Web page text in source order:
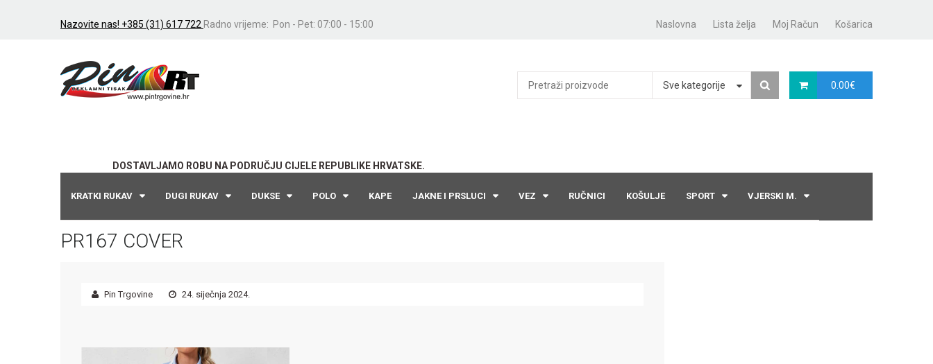
Nazovite nas! +385 (31) 617 722 Radno vrijeme: Pon - Pet: 07:00 - 15:00 Naslovna Lista želja Moj Račun Košarica
DOSTAVLJAMO ROBU NA PODRUČJU CIJELE REPUBLIKE HRVATSKE.
0.00€
Sve kategorije
KRATKI RUKAV DUGI RUKAV DUKSE POLO KAPE JAKNE I PRSLUCI VEZ RUČNICI KOŠULJE SPORT VJERSKI M.
PR167 COVER
Pin Trgovine 24. siječnja 2024.